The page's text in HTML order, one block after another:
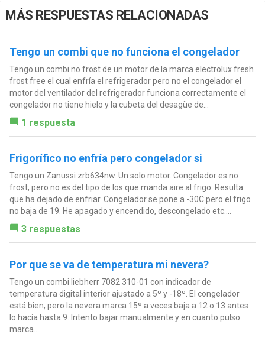
MÁS RESPUESTAS RELACIONADAS
Tengo un combi que no funciona el congelador
Tengo un combi no frost de un motor de la marca electrolux fresh
frost free el cual enfría el refrigerador pero no el congelador el
motor del ventilador del refrigerador funciona correctamente el
congelador no tiene hielo y la cubeta del desagüe de...
1 respuesta
Frigorífico no enfría pero congelador si
Tengo un Zanussi zrb634nw. Un solo motor. Congelador es no
frost, pero no es del tipo de los que manda aire al frigo. Resulta
que ha dejado de enfriar. Congelador se pone a -30C pero el frigo
no baja de 19. He apagado y encendido, descongelado etc....
3 respuestas
Por que se va de temperatura mi nevera?
Tengo un combi liebherr 7082 310-01 con indicador de
temperatura digital interior ajustado a 5º y -18º. El congelador
está bien, pero la nevera marca 15º a veces baja a 12 o 13 antes
lo hacía hasta 9. Intento bajar manualmente y en cuanto pulso
marca...